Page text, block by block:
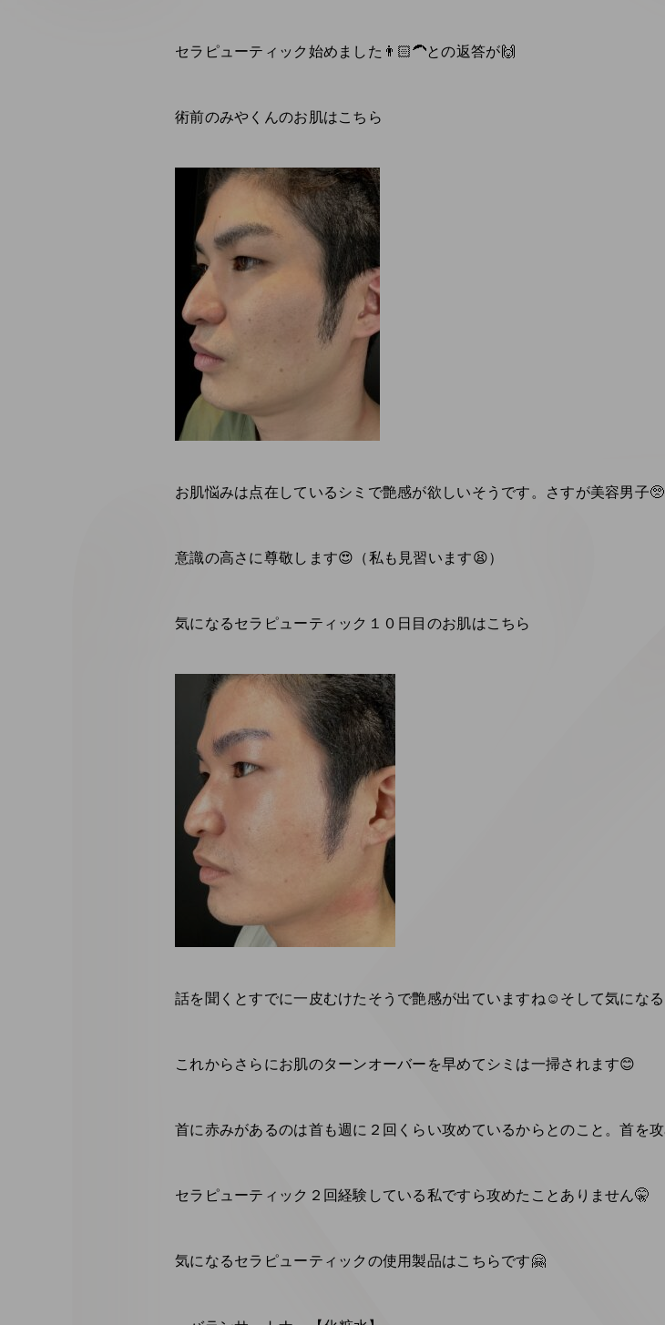
セラピューティック始めました👨🏻‍🦱との返答が🙌
術前のみやくんのお肌はこちら
お肌悩みは点在しているシミで艶感が欲しいそうです。さすが美容男子🥺
意識の高さに尊敬します😍（私も見習います😫）
気になるセラピューティック１０日目のお肌はこちら
話を聞くとすでに一皮むけたそうで艶感が出ていますね☺️そして気にな
これからさらにお肌のターンオーバーを早めてシミは一掃されます😊
首に赤みがあるのは首も週に２回くらい攻めているからとのこと。首を
セラピューティック２回経験している私ですら攻めたことありません🤫
気になるセラピューティックの使用製品はこちらです🤗